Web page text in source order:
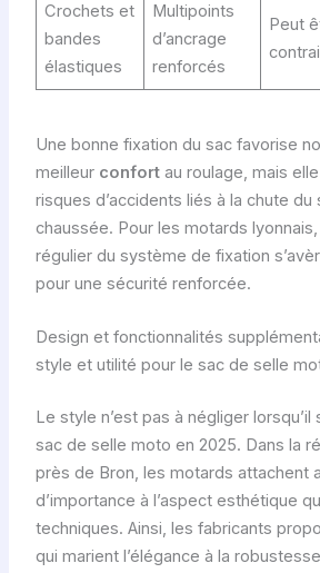
Crochets et
bandes
élastiques
Multipoints
d’ancrage
renforcés
Peut
Une bonne fixation du sac favorise
meilleur confortau roulage, mais
risques d’accidents liés à la chute du
chaussée. Pour les motards
régulier du système de fixation
pour une sécurité renforcée.
Design et fonctionnalités
style et utilité pour le sac de selle
Le style n’est pas à négliger lorsqu’il
sac de selle moto en 2025. Dans la
près de Bron, les motards attachent
d’importance à l’aspect esthétique
techniques. Ainsi, les fabricants
qui marient l’élégance à la